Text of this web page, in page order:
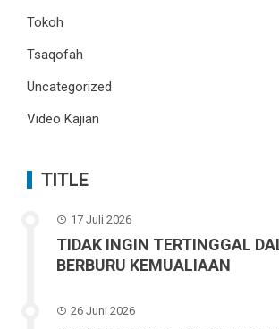
Tokoh
Tsaqofah
Uncategorized
Video Kajian
TITLE
17 Juli 2026
TIDAK INGIN TERTINGGAL
BERBURU KEMUALIAAN
26 Juni 2026